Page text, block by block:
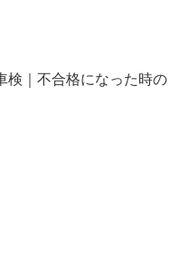
検｜不合格になった時の